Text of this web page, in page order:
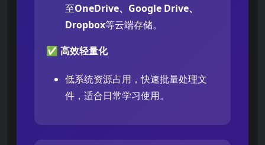
至OneDrive、Google Drive、
Dropbox等云端存储。
✅ 高效轻量化
低系统资源占用，快速批量处理文
件，适合日常学习使用。